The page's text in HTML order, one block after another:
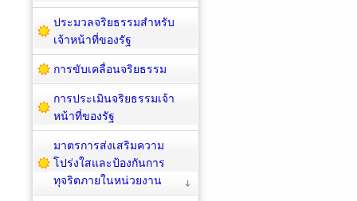
ประมวลจริยธรรมสำหรับ
เจ้าหน้าที่ของรัฐ
การขับเคลื่อนจริยธรรม
การประเมินจริยธรรมเจ้า
หน้าที่ของรัฐ
มาตรการส่งเสริมความ
โปร่งใสและป้องกันการ
ทุจริตภายในหน่วยงาน